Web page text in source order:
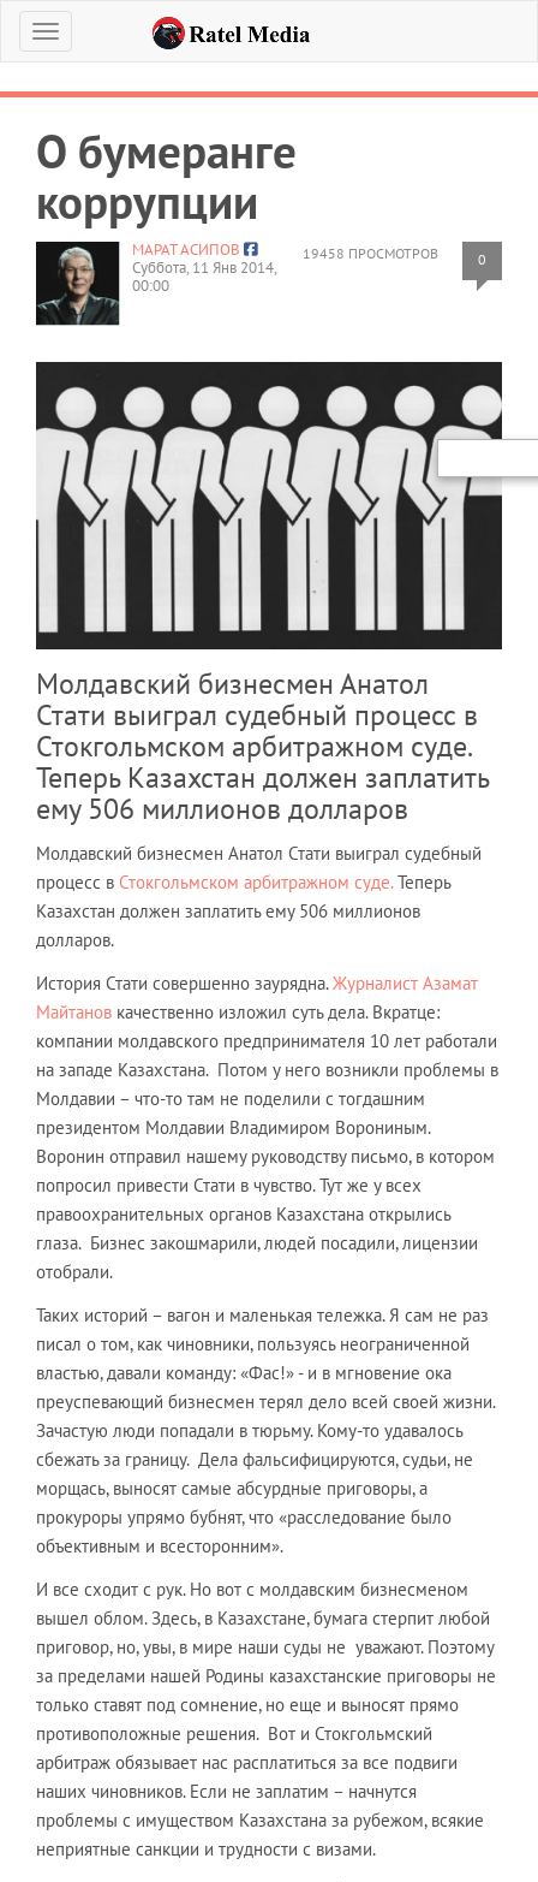
Меню
О бумеранге
коррупции
19458 ПРОСМОТРОВ 0
МАРАТ АСИПОВ
Суббота, 11 Янв 2014,
00:00
Молдавский бизнесмен Анатол
Стати выиграл судебный процесс в
Стокгольмском арбитражном суде.
Теперь Казахстан должен заплатить
ему 506 миллионов долларов
Молдавский бизнесмен Анатол Стати выиграл судебный
процесс в Стокгольмском арбитражном суде.Теперь
Казахстан должен заплатить ему 506 миллионов
долларов.
История Стати совершенно заурядна.Журналист Азамат
Майтанов качественно изложил суть дела. Вкратце:
компании молдавского предпринимателя 10 лет работали
на западе Казахстана. Потом у него возникли проблемы в
Молдавии – что-то там не поделили с тогдашним
президентом Молдавии Владимиром Ворониным.
Воронин отправил нашему руководству письмо, в котором
попросил привести Стати в чувство. Тут же у всех
правоохранительных органов Казахстана открылись
глаза. Бизнес закошмарили, людей посадили, лицензии
отобрали.
Таких историй – вагон и маленькая тележка. Я сам не раз
писал о том, как чиновники, пользуясь неограниченной
властью, давали команду: «Фас!» - и в мгновение ока
преуспевающий бизнесмен терял дело всей своей жизни.
Зачастую люди попадали в тюрьму. Кому-то удавалось
сбежать за границу. Дела фальсифицируются, судьи, не
морщась, выносят самые абсурдные приговоры, а
прокуроры упрямо бубнят, что «расследование было
объективным и всесторонним».
И все сходит с рук. Но вот с молдавским бизнесменом
вышел облом. Здесь, в Казахстане, бумага стерпит любой
приговор, но, увы, в мире наши суды не уважают. Поэтому
за пределами нашей Родины казахстанские приговоры не
только ставят под сомнение, но еще и выносят прямо
противоположные решения. Вот и Стокгольмский
арбитраж обязывает нас расплатиться за все подвиги
наших чиновников. Если не заплатим – начнутся
проблемы с имуществом Казахстана за рубежом, всякие
неприятные санкции и трудности с визами.